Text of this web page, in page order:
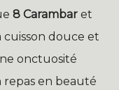
8 Carambar et
cuisson douce et
onctuosité
en beauté